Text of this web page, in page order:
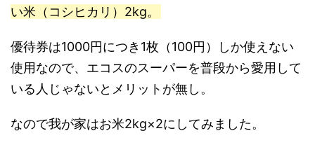
い米（コシヒカリ）2kg。
優待券は1000円につき1枚（100円）しか使えない
使用なので、エコスのスーパーを普段から愛用して
いる人じゃないとメリットが無し。
なので我が家はお米2kg×2にしてみました。